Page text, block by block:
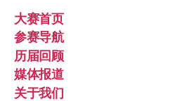
大赛首页
参赛导航
历届回顾
媒体报道
关于我们